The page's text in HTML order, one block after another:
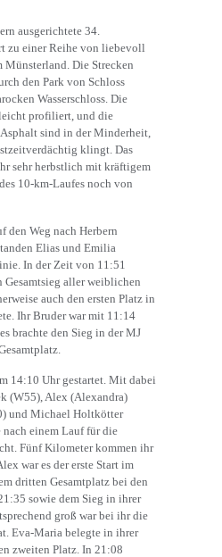
ausgerichtete 34.
zu einer Reihe von liebevoll
Die Strecken
den Park von Schloss
Wasserschloss. Die
profiliert, und die
sind in der Minderheit,
klingt. Das
sehr herbstlich mit kräftigem
10-km-Laufes noch von
den Weg nach Herbern
Elias und Emilia
In der Zeit von 11:51
Gesamtsieg aller weiblichen
auch den ersten Platz in
Ihr Bruder war mit 11:14
brachte den Sieg in der MJ
14:10 Uhr gestartet. Mit dabei
(W55), Alex (Alexandra)
und Michael Holtkötter
einem Lauf für die
Fünf Kilometer kommen ihr
war es der erste Start im
dritten Gesamtplatz bei den
sowie dem Sieg in ihrer
groß war bei ihr die
Eva-Maria belegte in ihrer
zweiten Platz. In 21:08